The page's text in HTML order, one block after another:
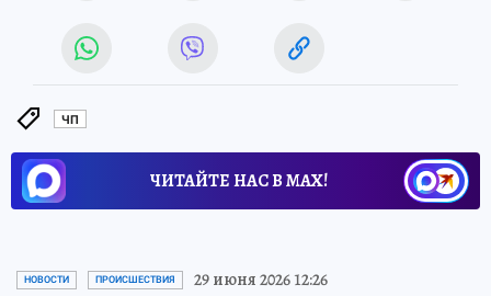
ЧП
ЧИТАЙТЕ НАС В МАХ!
НОВОСТИ ПРОИСШЕСТВИЯ 29 июня 2026 12:26